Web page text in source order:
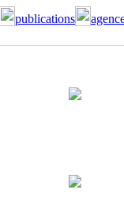
publications